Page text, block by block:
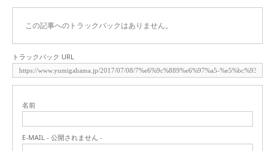
この記事へのトラックバックはありません。
トラックバック URL
名前
E-MAIL - 公開されません -